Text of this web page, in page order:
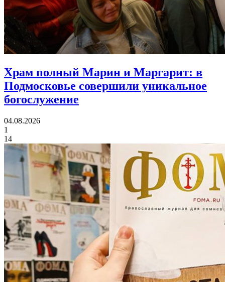
Храм полный Марин и Маргарит: в
Подмосковье совершили уникальное
богослужение
04.08.2026
1
14